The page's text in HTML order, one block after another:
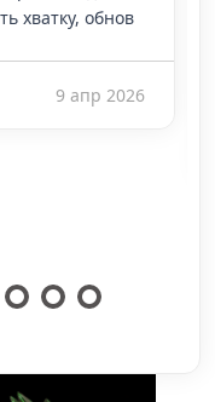
хватку, обнов
9 апр 2026